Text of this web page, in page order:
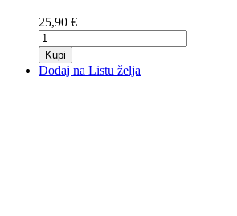
25,90 €
Kupi
Dodaj na Listu želja